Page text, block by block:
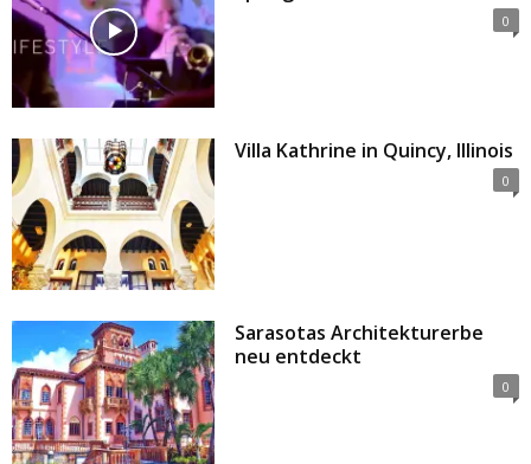
0
Villa Kathrine in Quincy, Illinois
0
Sarasotas Architekturerbe
neu entdeckt
0